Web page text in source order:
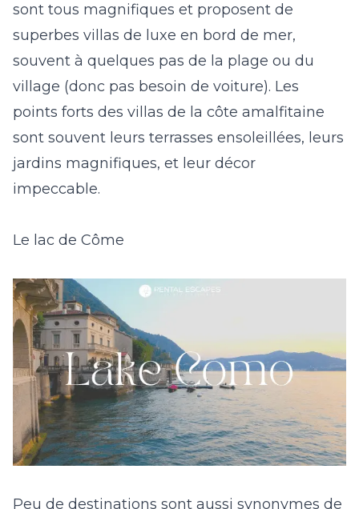
sont tous magnifiques et proposent de
superbes villas de luxe en bord de mer,
souvent à quelques pas de la plage ou du
village (donc pas besoin de voiture). Les
points forts des villas de la côte amalfitaine
sont souvent leurs terrasses ensoleillées, leurs
jardins magnifiques, et leur décor
impeccable.
Le lac de Côme
Peu de destinations sont aussi synonymes de